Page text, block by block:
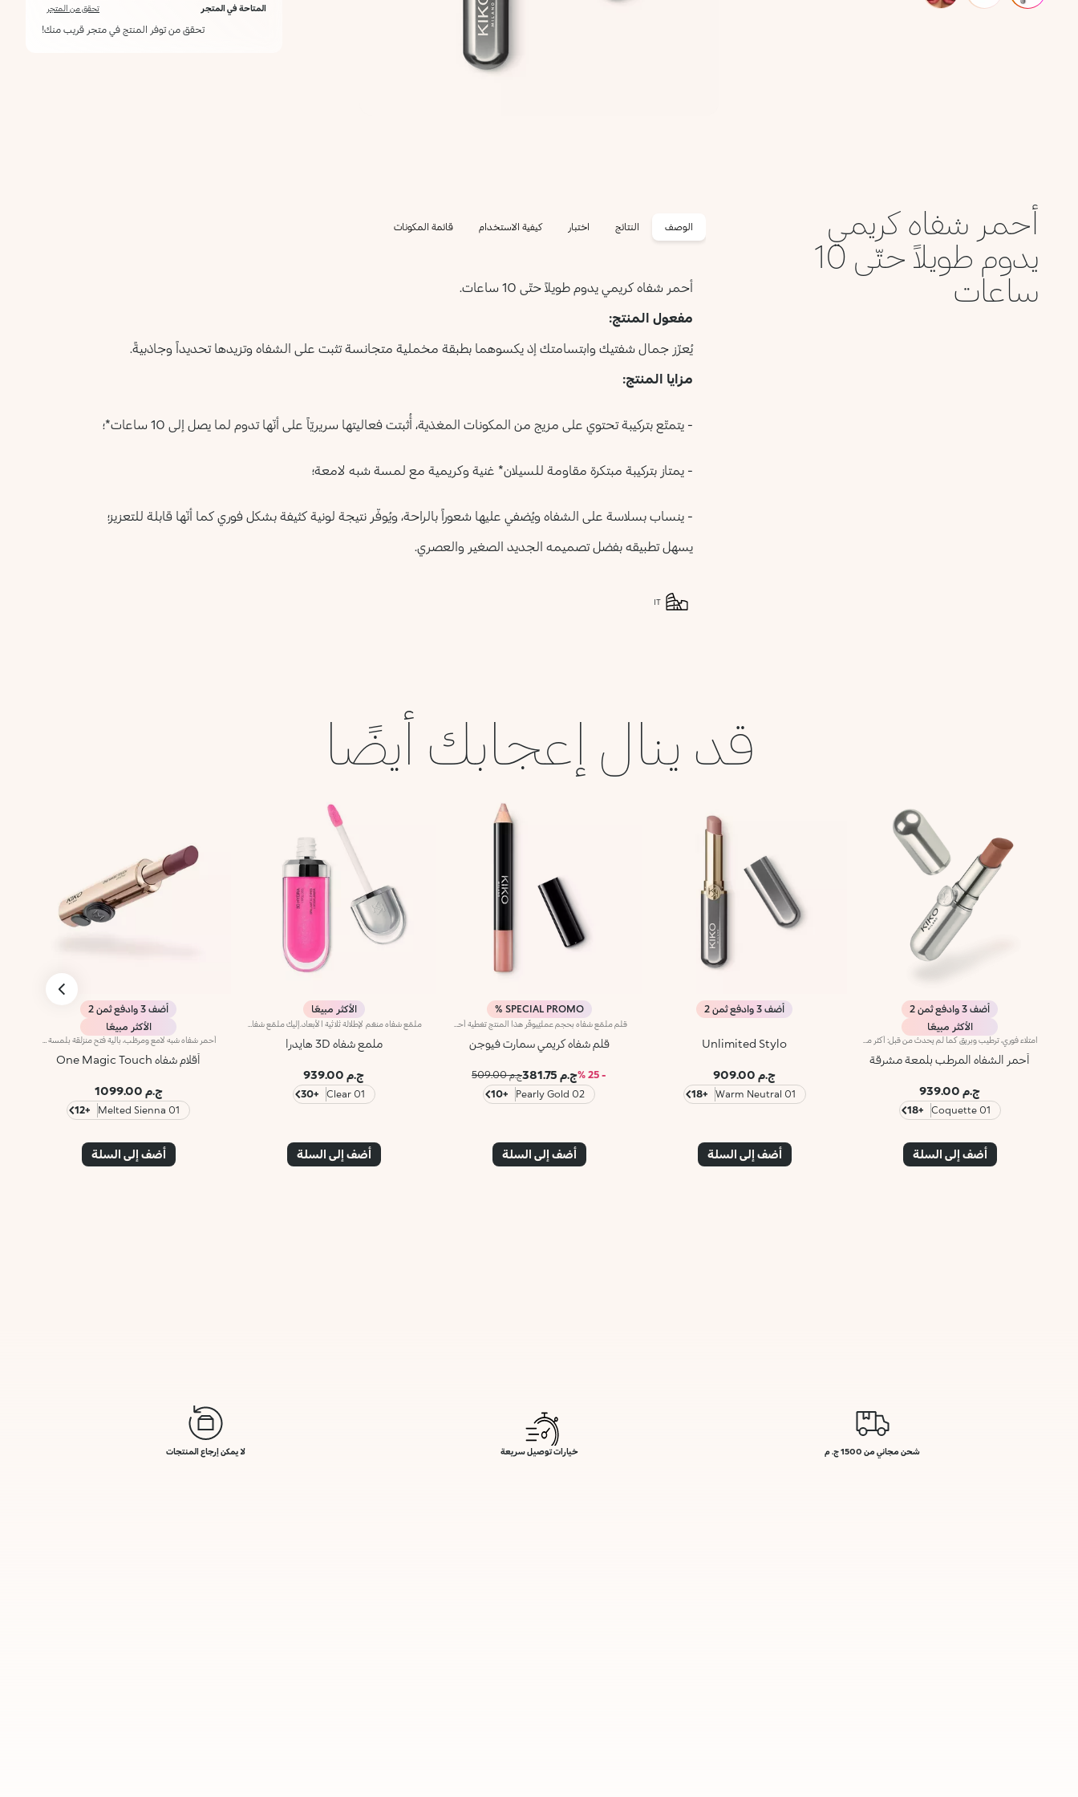
المتاحة في المتجر تحقق من المتجر
تحقق من توفر المنتج في متجر قريب منك!
أحمر شفاه كريمي
يدوم طويلاً حتّى 10
ساعات
الوصف النتائج اختبار كيفية الاستخدام قائمة المكونات
أحمر شفاه كريمي يدوم طويلاً حتّى 10 ساعات.
مفعول المنتج:
يُعزّز جمال شفتيك وابتسامتك إذ يكسوهما بطبقة مخملية متجانسة تثبت على الشفاه وتزيدها تحديداً وجاذبيةً.
مزايا المنتج:
- يتمتّع بتركيبة تحتوي على مزيج من المكونات المغذية، أُثبتت فعاليتها سريريّاً على أنّها تدوم لما يصل إلى 10 ساعات*؛
- يمتاز بتركيبة مبتكرة مقاومة للسيلان* غنية وكريمية مع لمسة شبه لامعة؛
- ينساب بسلاسة على الشفاه ويُضفي عليها شعوراً بالراحة، ويُوفّر نتيجة لونية كثيفة بشكل فوري كما أنّها قابلة للتعزيز؛
يسهل تطبيقه بفضل تصميمه الجديد الصغير والعصري.
IT
قد ينال إعجابك أيضًا
أضف 3 وادفع ثمن 2
الأكثر مبيعًا
أحمر الشفاه المرطب بلمعة مشرقة
ج.م 939.00
01 Coquette
+18
أضف إلى السلة
أضف 3 وادفع ثمن 2
Unlimited Stylo
ج.م 909.00
01 Warm Neutral
+18
أضف إلى السلة
SPECIAL PROMO %
قلم شفاه كريمي سمارت فيوجن
- 25 % ج.م 381.75
ج.م 509.00
02 Pearly Gold
+10
أضف إلى السلة
الأكثر مبيعًا
ملمع شفاه 3D هايدرا
ج.م 939.00
01 Clear
+30
أضف إلى السلة
أضف 3 وادفع ثمن 2
الأكثر مبيعًا
أقلام شفاه One Magic Touch
ج.م 1099.00
01 Melted Sienna
+12
أضف إلى السلة
شحن مجاني من 1500 ج. م خيارات توصيل سريعة لا يمكن إرجاع المنتجات